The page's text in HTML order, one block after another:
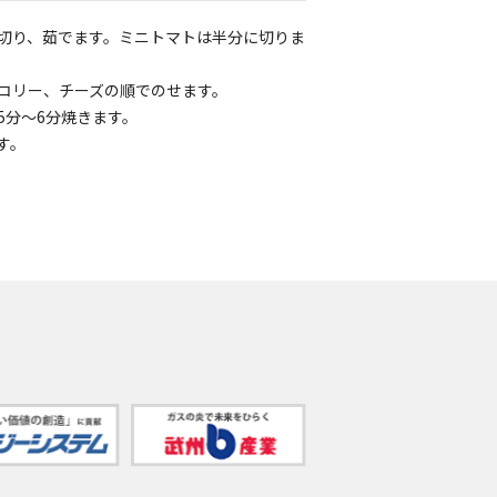
り、茹でます。ミニトマトは半分に切りま
ー、チーズの順でのせます。
～6分焼きます。